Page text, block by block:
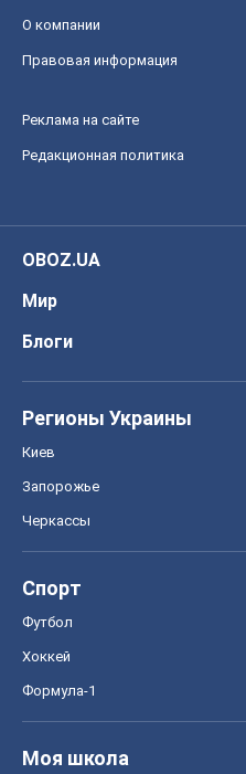
О компании
Правовая информация
Реклама на сайте
Редакционная политика
OBOZ.UA
Мир
Блоги
Регионы Украины
Киев
Запорожье
Черкассы
Спорт
Футбол
Хоккей
Формула-1
Моя школа